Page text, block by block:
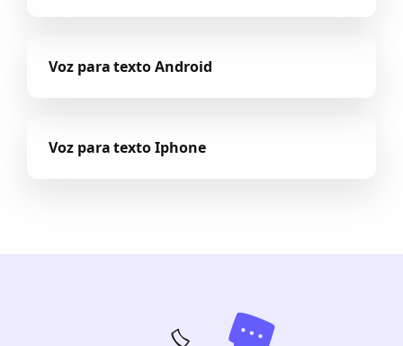
Voz para texto Android
Voz para texto Iphone